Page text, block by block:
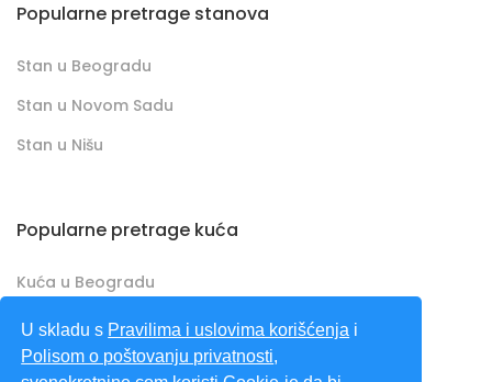
U skladu s Pravilima i uslovima korišćenja i
Polisom o poštovanju privatnosti,
Popularne pretrage stanova
Stan u Beogradu
Stan u Novom Sadu
Stan u Nišu
Popularne pretrage kuća
Kuća u Beogradu
Kuća u Novom Sadu
Kuća u Nišu